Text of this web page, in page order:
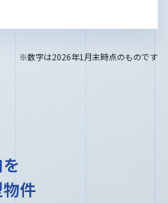
※数字は2026年1月末時点のものです
件